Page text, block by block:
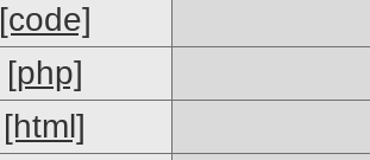
[code]
[php]
[html]